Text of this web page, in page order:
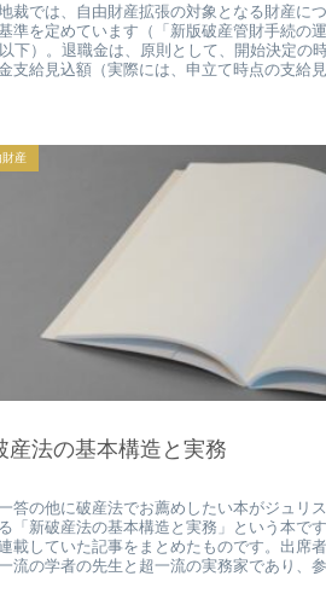
裁では、自由財産拡張の対象となる財産に
準を定めています（「新版破産管財手続の運
下）。退職金は、原則として、開始決定の
支給見込額（実際には、申立て時点の支給
財産
産法の基本構造と実務
答の他に破産法でお薦めしたい本がジュリ
「新破産法の基本構造と実務」という本で
載していた記事をまとめたものです。出席者
流の学者の先生と超一流の実務家であり、